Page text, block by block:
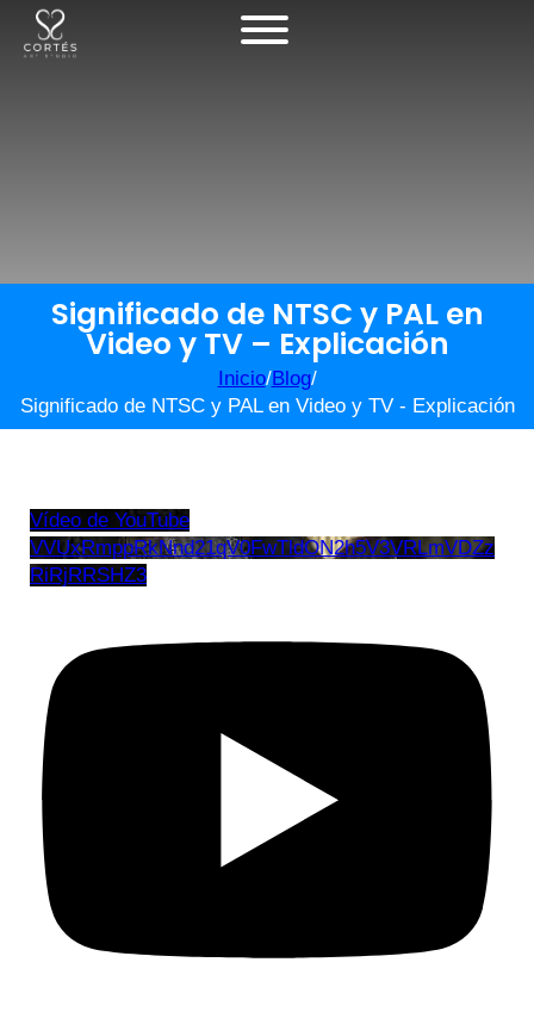
Significado de NTSC y PAL en
Video y TV – Explicación
Inicio/Blog/
Significado de NTSC y PAL en Video y TV - Explicación
Vídeo de YouTube
VVUxRmppRkNnd21qV0FwTldON2h5V3VRLmVDZz
RiRjRRSHZ3